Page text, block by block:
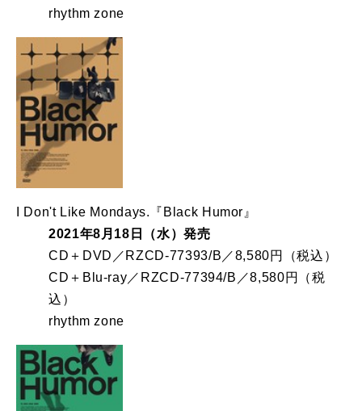
rhythm zone
I Don't Like Mondays.『Black Humor』
2021年8月18日（水）発売
CD＋DVD／RZCD-77393/B／8,580円（税込）
CD＋Blu-ray／RZCD-77394/B／8,580円（税
込）
rhythm zone